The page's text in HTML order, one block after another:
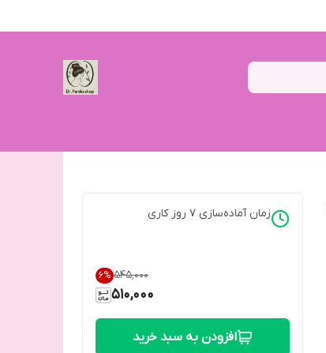
زمان آماده‌سازی 7 روز کاری
۵۴۵٬۰۰۰ 6%
510,000
افزودن به سبد خرید